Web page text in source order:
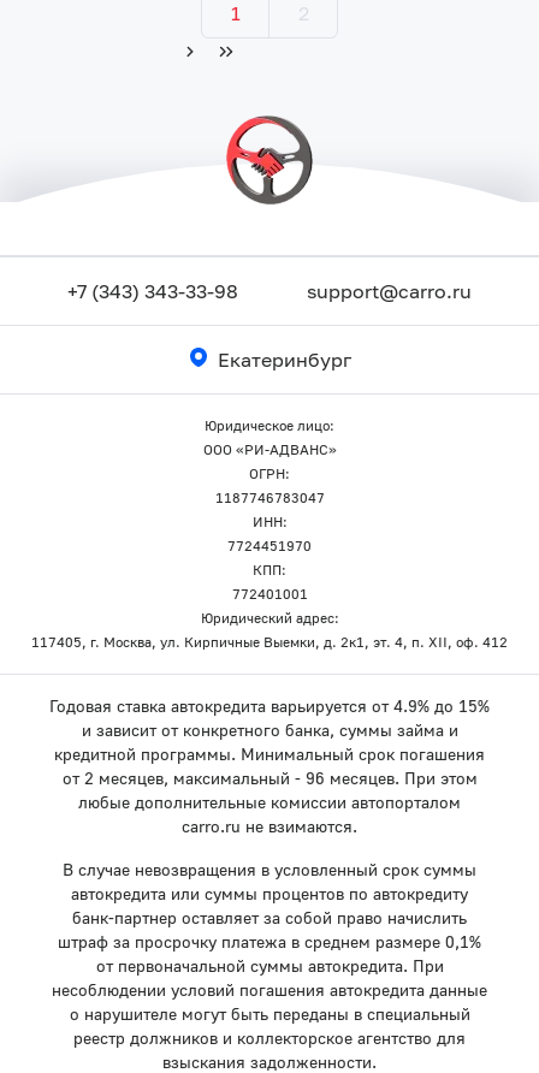
1 2
+7 (343) 343-33-98 support@carro.ru
Екатеринбург
Юридическое лицо:
ООО «РИ-АДВАНС»
ОГРН:
1187746783047
ИНН:
7724451970
КПП:
772401001
Юридический адрес:
117405, г. Москва, ул. Кирпичные Выемки, д. 2к1, эт. 4, п. XII, оф. 412
Годовая ставка автокредита варьируется от 4.9% до 15%
и зависит от конкретного банка, суммы займа и
кредитной программы. Минимальный срок погашения
от 2 месяцев, максимальный - 96 месяцев. При этом
любые дополнительные комиссии автопорталом
carro.ru не взимаются.
В случае невозвращения в условленный срок суммы
автокредита или суммы процентов по автокредиту
банк-партнер оставляет за собой право начислить
штраф за просрочку платежа в среднем размере 0,1%
от первоначальной суммы автокредита. При
несоблюдении условий погашения автокредита данные
о нарушителе могут быть переданы в специальный
реестр должников и коллекторское агентство для
взыскания задолженности.